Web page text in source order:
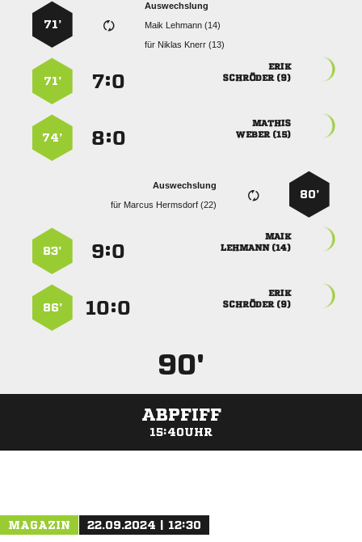
Auswechslung
  
für   
71’

 
:
71’

 
:
74’
80’
Auswechslung
für   

 
:
83’

 
:
86’
90'
ABPFIFF
15:40UHR
MAGAZIN 22.09.2024 | 12:30